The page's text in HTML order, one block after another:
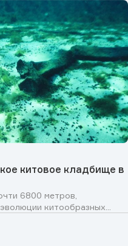
китовое кладбище в
6800 метров,
китообразных...